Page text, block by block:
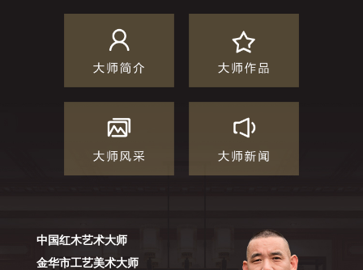
中国红木艺术大师
金华市工艺美术大师